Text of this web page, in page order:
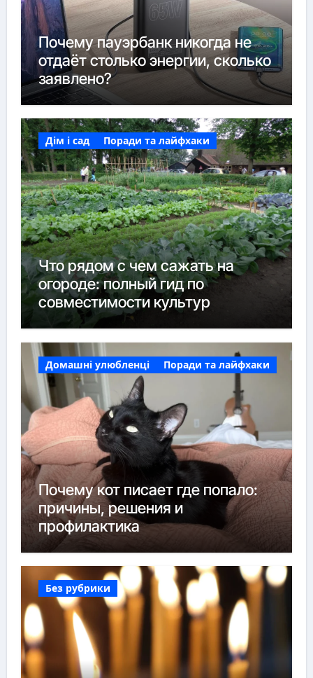
Почему пауэрбанк никогда не
отдаёт столько энергии, сколько
заявлено?
Дім і сад Поради та лайфхаки
Что рядом с чем сажать на
огороде: полный гид по
совместимости культур
Домашні улюбленці Поради та лайфхаки
Почему кот писает где попало:
причины, решения и
профилактика
Без рубрики